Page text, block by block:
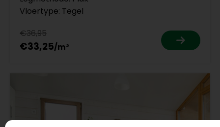
Vloertype: Tegel
€36,95
€33,25